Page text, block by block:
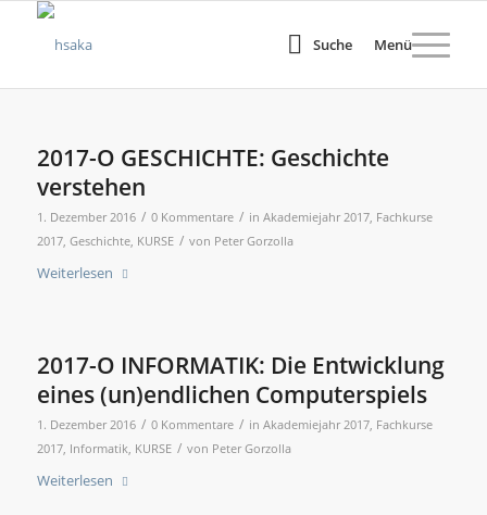
Suche Menü
2017-O GESCHICHTE: Geschichte
verstehen
1. Dezember 2016 / 0 Kommentare / in Akademiejahr 2017, Fachkurse
2017, Geschichte, KURSE / von Peter Gorzolla
Weiterlesen
2017-O INFORMATIK: Die Entwicklung
eines (un)endlichen Computerspiels
1. Dezember 2016 / 0 Kommentare / in Akademiejahr 2017, Fachkurse
2017, Informatik, KURSE / von Peter Gorzolla
Weiterlesen